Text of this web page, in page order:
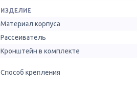
ИЗДЕЛИЕ
Материал корпуса
Рассеиватель
Кронштейн в комплекте
Способ крепления